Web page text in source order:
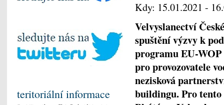
Kdy: 15.01.2021 -
Velvyslanectví
spuštění výzvy k
programu EU-
pro provozovatele
nezisková
buildingu. Pro
teritoriální informace